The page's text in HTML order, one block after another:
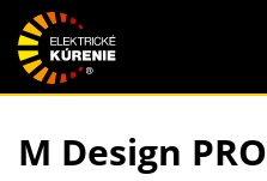
M Design PRO